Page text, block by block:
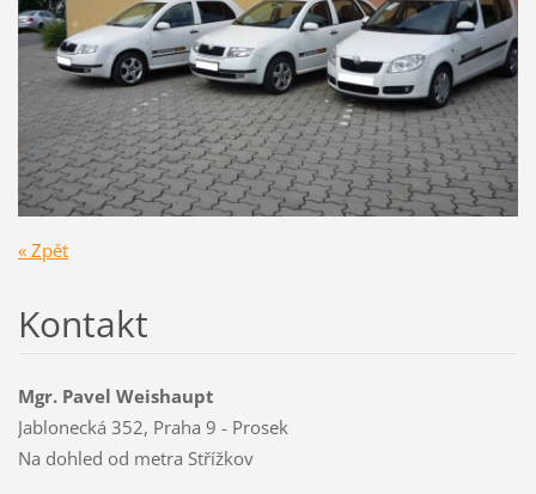
« Zpět
Kontakt
Mgr. Pavel Weishaupt
Jablonecká 352, Praha 9 - Prosek
Na dohled od metra Střížkov